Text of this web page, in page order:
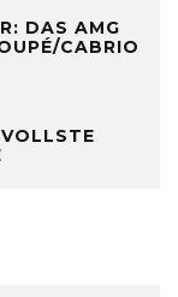
DAS AMG
CABRIO